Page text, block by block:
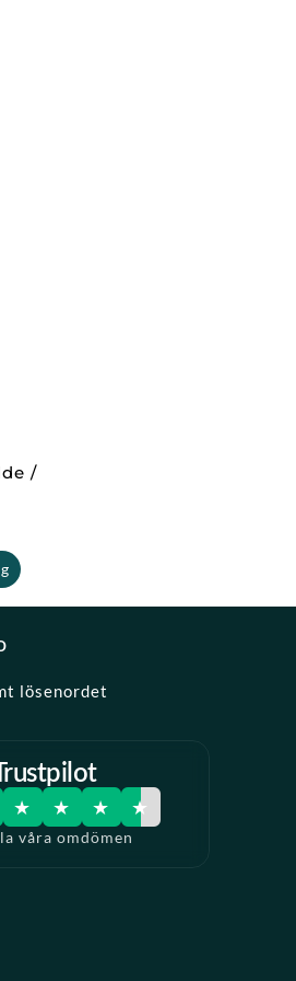
/
lösenordet
Trustpilot
★ ★ ★ ★
våra omdömen